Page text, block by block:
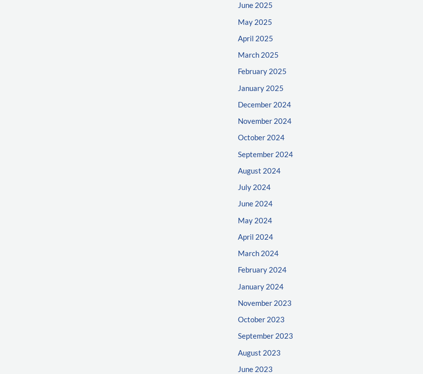
June 2025
May 2025
April 2025
March 2025
February 2025
January 2025
December 2024
November 2024
October 2024
September 2024
August 2024
July 2024
June 2024
May 2024
April 2024
March 2024
February 2024
January 2024
November 2023
October 2023
September 2023
August 2023
June 2023